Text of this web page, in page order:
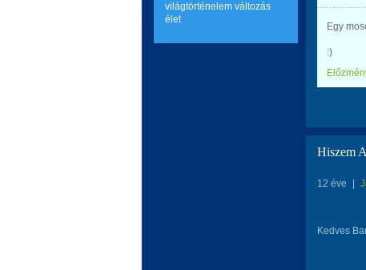
világtörténelem változás
élet
Egy
:)
Hiszem
12 éve
Kedves